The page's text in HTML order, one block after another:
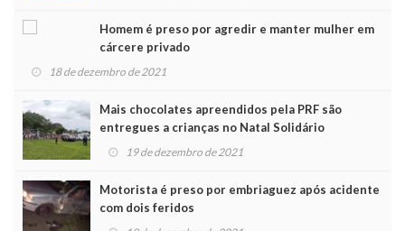
Homem é preso por agredir e manter mulher em
cárcere privado
18 de dezembro de 2021
Mais chocolates apreendidos pela PRF são
entregues a crianças no Natal Solidário
19 de dezembro de 2021
Motorista é preso por embriaguez após acidente
com dois feridos